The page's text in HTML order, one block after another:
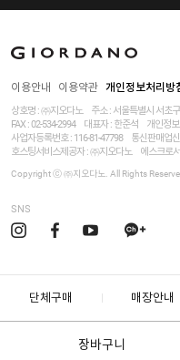
장바구니
이용안내 이용약관 개인정보처리방
상호명 : ㈜지오다노
주소 : 서울특별시 서초
FAX : 02-534-2994
대표자 : 한준석 개인정
사업자등록번호 : 116-81-47798
통신판매업
호스팅서비스제공자 : ㈜지오다노
에스크로
Copyright ⓒ ㈜지오다노. All Rights
SNS
단체구매 매장안내